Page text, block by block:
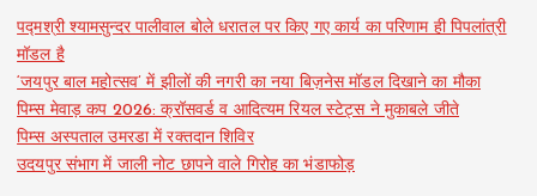
पद्मश्री श्यामसुन्दर पालीवाल बोले धरातल पर किए गए कार्य का परिणाम ही पिपलांत्री
मॉडल है
‘जयपुर बाल महोत्सव’ में झीलों की नगरी का नया बिज़नेस मॉडल दिखाने का मौका
पिम्स मेवाड़ कप 2026: क्रॉसवर्ड व आदित्यम रियल स्टेट्स ने मुकाबले जीते
पिम्स अस्पताल उमरडा में रक्तदान शिविर
उदयपुर संभाग में जाली नोट छापने वाले गिरोह का भंडाफोड़